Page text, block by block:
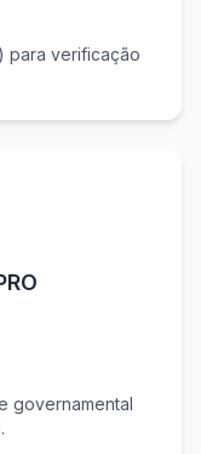
para verificação
governamental